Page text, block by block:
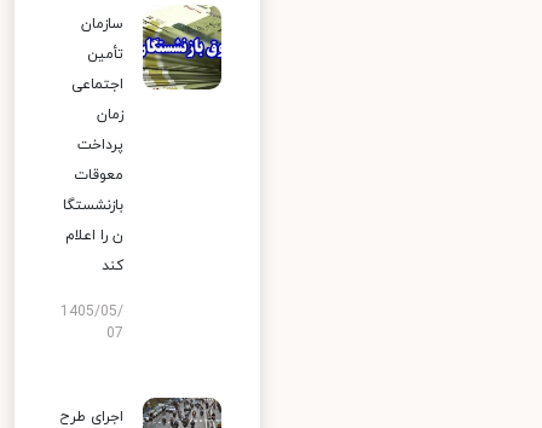
سازمان
تأمین
اجتماعی
زمان
پرداخت
معوقات
بازنشستگا
ن را اعلام
کند
1405/05/
07
اجرای طرح